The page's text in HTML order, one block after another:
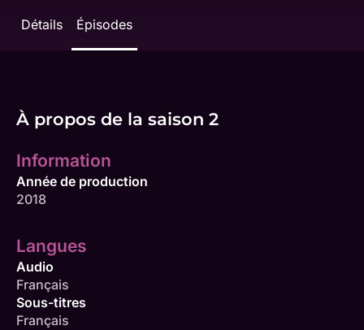
Détails Épisodes
À propos de la saison 2
Information
Année de production
2018
Langues
Audio
Français
Sous-titres
Français